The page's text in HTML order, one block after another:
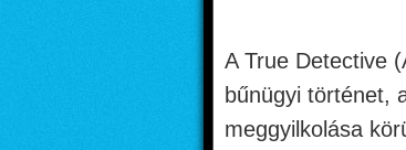
A True Detective
bűnügyi történet,
meggyilkolása